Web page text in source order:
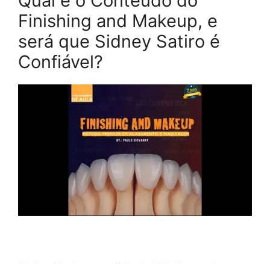
Finishing and Makeup, e
será que Sidney Satiro é
Confiável?